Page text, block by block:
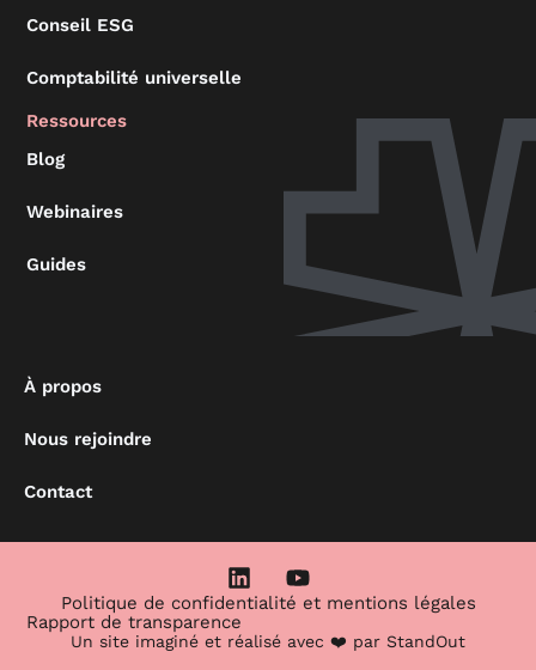
Conseil ESG
Comptabilité universelle
Ressources
Blog
Webinaires
Guides
À propos
Nous rejoindre
Contact
L
i
n
k
Y
o
t
Politique de confidentialité et mentions légales
Rapport de transparence
Un site imaginé et réalisé avec ❤️ par StandOut